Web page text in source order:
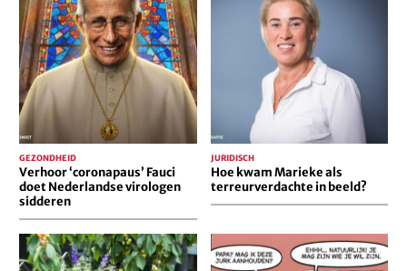
Fauci
doet
Nederlandse
virologen
sidderen
Verhoor ‘coronapaus’ Fauci
doet Nederlandse virologen
sidderen
GEZONDHEID
terreurverdachte
Hoe kwam Marieke als
terreurverdachte in beeld?
JURIDISCH
Gezond
eten
“Deze
misdaad